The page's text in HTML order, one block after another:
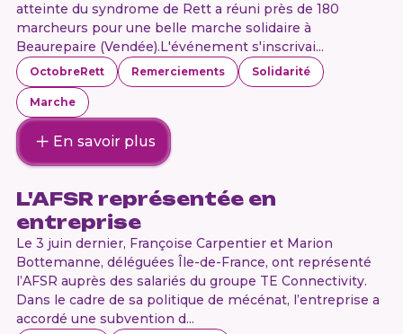
atteinte du syndrome de Rett a réuni près de 180
marcheurs pour une belle marche solidaire à
Beaurepaire (Vendée).L'événement s'inscrivai...
OctobreRett Remerciements Solidarité
Marche
En savoir plus
L'AFSR représentée en
entreprise
Le 3 juin dernier, Françoise Carpentier et Marion
Bottemanne, déléguées Île-de-France, ont représenté
l’AFSR auprès des salariés du groupe TE Connectivity.​
Dans le cadre de sa politique de mécénat, l’entreprise a
accordé une subvention d...